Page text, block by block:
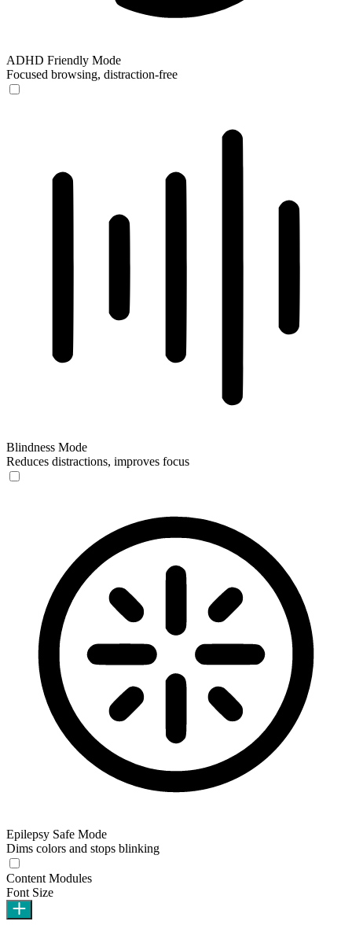
ADHD Friendly Mode
Focused browsing, distraction-free
Blindness Mode
Reduces distractions, improves focus
Epilepsy Safe Mode
Dims colors and stops blinking
Content Modules
Font Size